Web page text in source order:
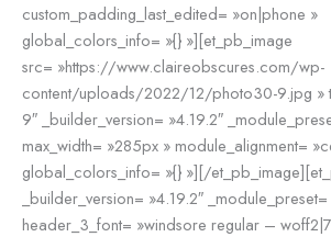
custom_padding_last_edited= »on|phone »
global_colors_info= »{} »][et_pb_image
src= »https://www.claireobscures.com/wp-
content/uploads/2022/12/photo30-9.jpg »
9″ _builder_version= »4.19.2″
max_width= »285px » module_alignment=
global_colors_info= »{} »][/
_builder_version= »4.19.2″
header_3_font= »windsore regular –